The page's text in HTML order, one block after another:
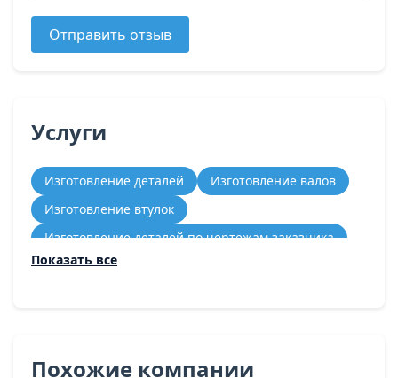
Отправить отзыв
Услуги
Изготовление деталей
Изготовление валов
Изготовление втулок
Изготовление деталей по чертежам заказчика
Изготовление изделий из алюминия
Показать все
Похожие компании